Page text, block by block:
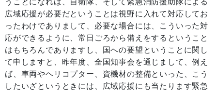
広域応援が必要だということは視野に入れて対応してお
ったわけでありまして、必要な場合には、こういった対
応ができるように、常日ごろから備えをするということ
はもちろんでありますし、国への要望ということに関し
て申しますと、昨年度、全国知事会を通じまして、例え
ば、車両やヘリコプター、資機材の整備といった、こう
したいざというときには、広域応援にも当たります緊急